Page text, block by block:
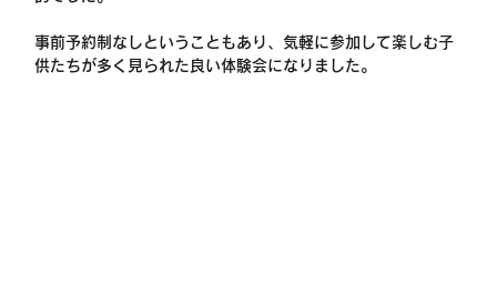
事前予約制なしということもあり、気軽に参加して楽しむ子
供たちが多く見られた良い体験会になりました。